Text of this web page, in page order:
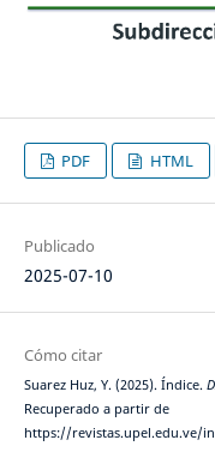
PDF HTML
Publicado
2025-07-10
Cómo citar
Suarez Huz, Y. (2025). Índice.
Recuperado a partir de
https://revistas.upel.edu.ve/